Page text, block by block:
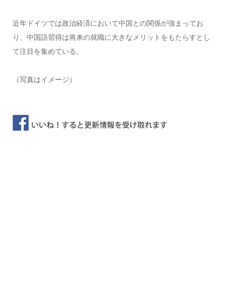
近年ドイツでは政治経済において中国との関係が強まってお
り、中国語習得は将来の就職に大きなメリットをもたらすとし
て注目を集めている。
（写真はイメージ）